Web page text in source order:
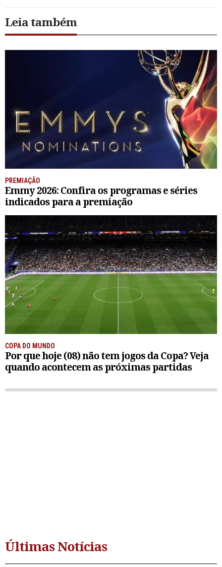
Leia também
PREMIAÇÃO
Emmy 2026: Confira os programas e séries
indicados para a premiação
COPA DO MUNDO
Por que hoje (08) não tem jogos da Copa? Veja
quando acontecem as próximas partidas
Últimas Notícias